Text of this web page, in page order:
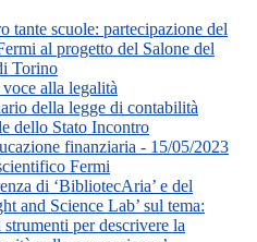
tante scuole: partecipazione del
al progetto del Salone del
Torino
alla legalità
della legge di contabilità
dello Stato Incontro
finanziaria - 15/05/2023
Fermi
di ‘BibliotecAria’ e del
and Science Lab’ sul tema:
strumenti per descrivere la